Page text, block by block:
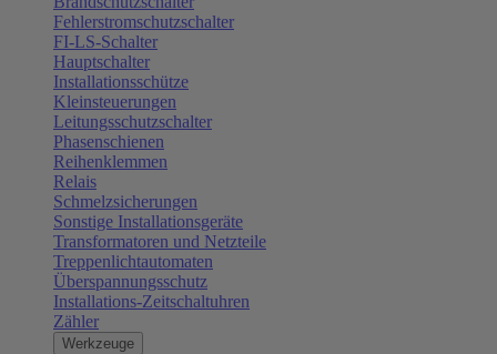
Fehlerstromschutzschalter
FI-LS-Schalter
Hauptschalter
Installationsschütze
Kleinsteuerungen
Leitungsschutzschalter
Phasenschienen
Reihenklemmen
Relais
Schmelzsicherungen
Sonstige Installationsgeräte
Transformatoren und Netzteile
Treppenlichtautomaten
Überspannungsschutz
Installations-Zeitschaltuhren
Zähler
Werkzeuge